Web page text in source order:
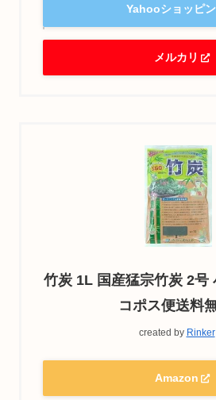
Yahooショッピ
メルカリ
竹炭 1L 国産猛宗竹炭 2
コポス便送料
created by Rinker
Amazon